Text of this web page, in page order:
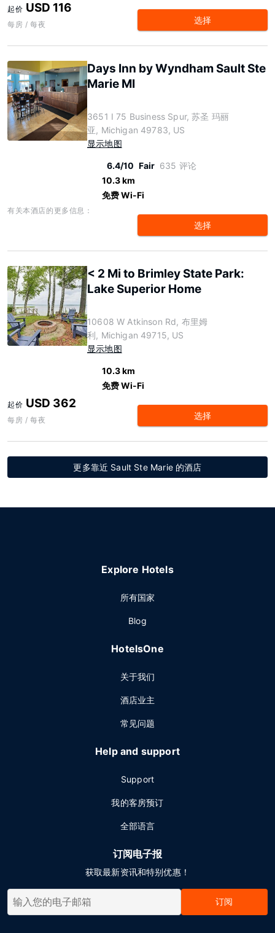
起价 USD 116
每房 / 每夜 选择
Days Inn by Wyndham Sault Ste
Marie MI
3651 I 75 Business Spur, 苏圣 玛丽
亚, Michigan 49783, US
显示地图
6.4/10 Fair 635 评论
10.3 km
免费 Wi-Fi
有关本酒店的更多信息：
选择
< 2 Mi to Brimley State Park:
Lake Superior Home
10608 W Atkinson Rd, 布里姆
利, Michigan 49715, US
显示地图
10.3 km
免费 Wi-Fi
起价 USD 362
每房 / 每夜 选择
更多靠近 Sault Ste Marie 的酒店
Explore Hotels
所有国家
Blog
HotelsOne
关于我们
酒店业主
常见问题
Help and support
Support
我的客房预订
全部语言
订阅电子报
获取最新资讯和特别优惠！
订阅